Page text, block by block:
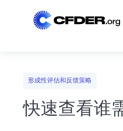
形成性评估和反馈策略
快速查看谁